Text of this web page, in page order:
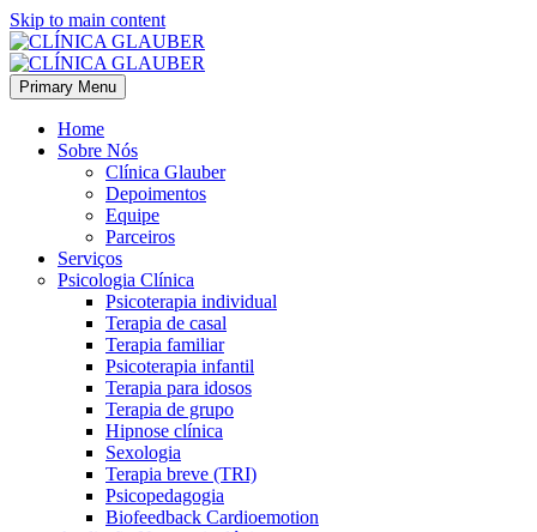
Skip to main content
Primary Menu
Home
Sobre Nós
Clínica Glauber
Depoimentos
Equipe
Parceiros
Serviços
Psicologia Clínica
Psicoterapia individual
Terapia de casal
Terapia familiar
Psicoterapia infantil
Terapia para idosos
Terapia de grupo
Hipnose clínica
Sexologia
Terapia breve (TRI)
Psicopedagogia
Biofeedback Cardioemotion